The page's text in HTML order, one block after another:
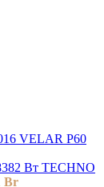
VELAR P60
TECHNO
Br